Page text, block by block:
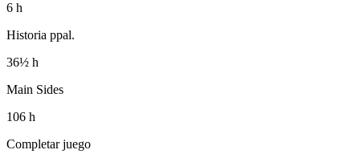
6 h
Historia ppal.
36½ h
Main Sides
106 h
Completar juego